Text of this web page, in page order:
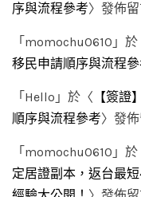
序與流程參考〉發佈
「 momochu0610 」於
移民申請順序與流程
「 Hello 」於〈 【簽證
順序與流程參考〉發
「 momochu0610 」於
定居證副本，返台最